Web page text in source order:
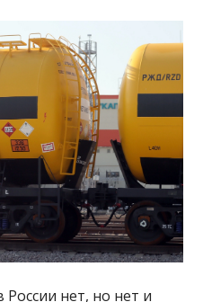
России нет, но нет и